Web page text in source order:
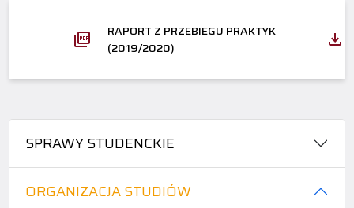
SPRAWY STUDENCKIE
ORGANIZACJA STUDIÓW
RAPORT Z PRZEBIEGU PRAKTYK
(2019/2020)